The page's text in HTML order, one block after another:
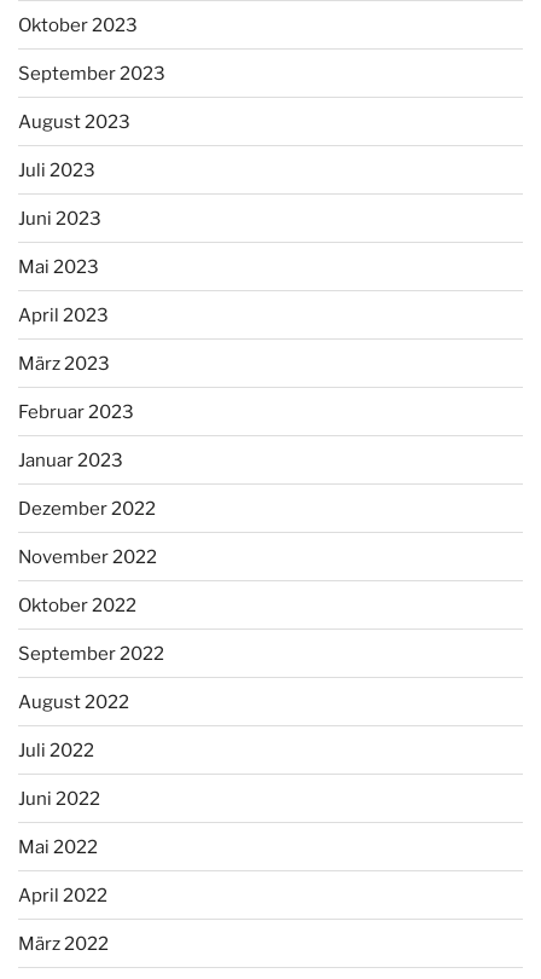
Oktober 2023
September 2023
August 2023
Juli 2023
Juni 2023
Mai 2023
April 2023
März 2023
Februar 2023
Januar 2023
Dezember 2022
November 2022
Oktober 2022
September 2022
August 2022
Juli 2022
Juni 2022
Mai 2022
April 2022
März 2022